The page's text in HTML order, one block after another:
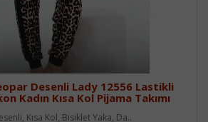
Desenli Lady 12556 Lastikli
Kadın Kısa Kol Pijama Takımı
Kısa Kol, Bisiklet Yaka, Da..